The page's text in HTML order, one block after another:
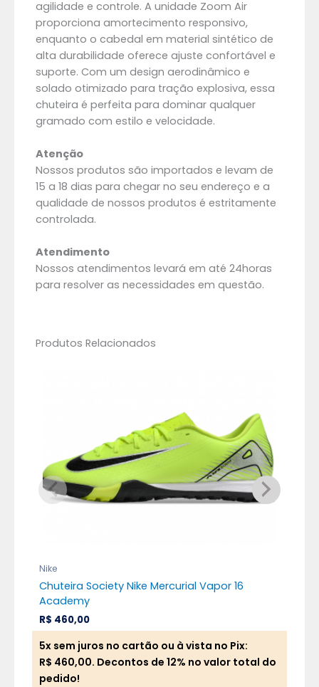
agilidade e controle. A unidade Zoom Air
proporciona amortecimento responsivo,
enquanto o cabedal em material sintético de
alta durabilidade oferece ajuste confortável e
suporte. Com um design aerodinâmico e
solado otimizado para tração explosiva, essa
chuteira é perfeita para dominar qualquer
gramado com estilo e velocidade.
Atenção
Nossos produtos são importados e levam de
15 a 18 dias para chegar no seu endereço e a
qualidade de nossos produtos é estritamente
controlada.
Atendimento
Nossos atendimentos levará em até 24horas
para resolver as necessidades em questão.
Produtos Relacionados
Nike
Chuteira Society Nike Mercurial Vapor 16
Academy
R$ 460,00
5x sem juros no cartão ou à vista no Pix:
R$ 460,00. Decontos de 12% no valor total do
pedido!